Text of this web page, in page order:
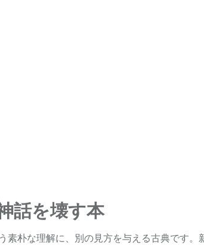
話を壊す本
素朴な理解に、別の見方を与える古典です